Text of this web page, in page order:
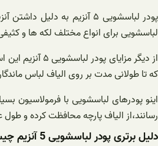
پودر لباسشویی ۵ آنزیم
لباسشویی برای انواع مختلف لکه ها و
از دیگر
که تا طولانی مدت بر روی الیاف لباس
اینو پودرهای لباسشویی با فرمولاسیون
رسانند،از الیاف پارچه محافظت کرده و
دلیل برتری پودر لباسشویی 5 آنزیم چیست؟